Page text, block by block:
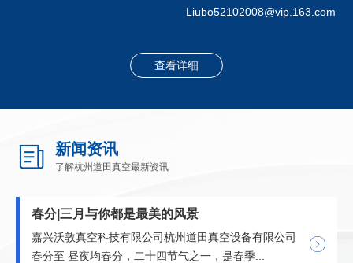
Liubo52102008@vip.163.com
查看详细
新闻资讯
了解杭州道田真空最新资讯
春分|三月与你都是最美的风景
嘉兴沃敦真空科技有限公司杭州道田真空设备有限公司
春分至 昼夜均春分，二十四节气之一，是春季...